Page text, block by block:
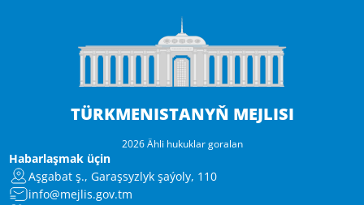
TÜRKMENISTANYŇ MEJLISI
2026 Ähli hukuklar goralan
Habarlaşmak üçin
Aşgabat ş., Garaşsyzlyk şaýoly, 110
info@mejlis.gov.tm